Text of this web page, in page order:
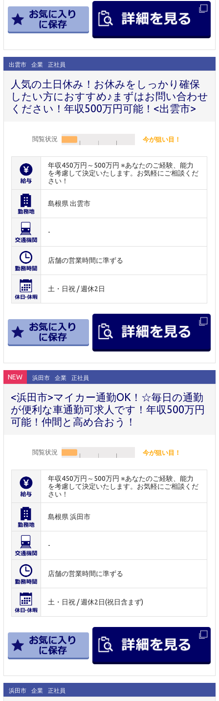
出雲市 企業 正社員
人気の土日休み！お休みをしっかり確保
したい方におすすめ♪まずはお問い合わせ
ください！年収500万円可能！<出雲市>
閲覧状況 今が狙い目！
年収450万円～500万円 ※あなたのご経験、能力
を考慮して決定いたします。お気軽にご相談くだ
さい！
島根県 出雲市
-
店舗の営業時間に準ずる
土・日祝 / 週休2日
NEW 浜田市 企業 正社員
<浜田市>マイカー通勤OK！☆毎日の通勤
が便利な車通勤可求人です！年収500万円
可能！仲間と高め合おう！
閲覧状況 今が狙い目！
年収450万円～500万円 ※あなたのご経験、能力
を考慮して決定いたします。お気軽にご相談くだ
さい！
島根県 浜田市
-
店舗の営業時間に準ずる
土・日祝 / 週休2日(祝日含まず)
浜田市 企業 正社員